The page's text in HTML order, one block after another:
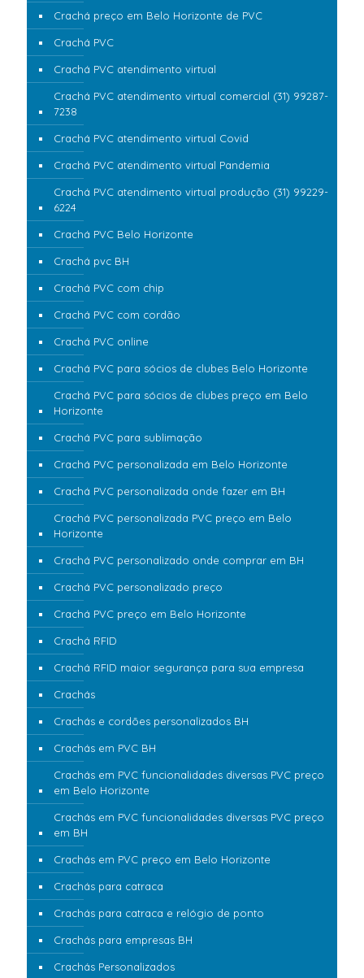
Crachá preço em Belo Horizonte de PVC
Crachá PVC
Crachá PVC atendimento virtual
Crachá PVC atendimento virtual comercial (31) 99287-
7238
Crachá PVC atendimento virtual Covid
Crachá PVC atendimento virtual Pandemia
Crachá PVC atendimento virtual produção (31) 99229-
6224
Crachá PVC Belo Horizonte
Crachá pvc BH
Crachá PVC com chip
Crachá PVC com cordão
Crachá PVC online
Crachá PVC para sócios de clubes Belo Horizonte
Crachá PVC para sócios de clubes preço em Belo
Horizonte
Crachá PVC para sublimação
Crachá PVC personalizada em Belo Horizonte
Crachá PVC personalizada onde fazer em BH
Crachá PVC personalizada PVC preço em Belo
Horizonte
Crachá PVC personalizado onde comprar em BH
Crachá PVC personalizado preço
Crachá PVC preço em Belo Horizonte
Crachá RFID
Crachá RFID maior segurança para sua empresa
Crachás
Crachás e cordões personalizados BH
Crachás em PVC BH
Crachás em PVC funcionalidades diversas PVC preço
em Belo Horizonte
Crachás em PVC funcionalidades diversas PVC preço
em BH
Crachás em PVC preço em Belo Horizonte
Crachás para catraca
Crachás para catraca e relógio de ponto
Crachás para empresas BH
Crachás Personalizados